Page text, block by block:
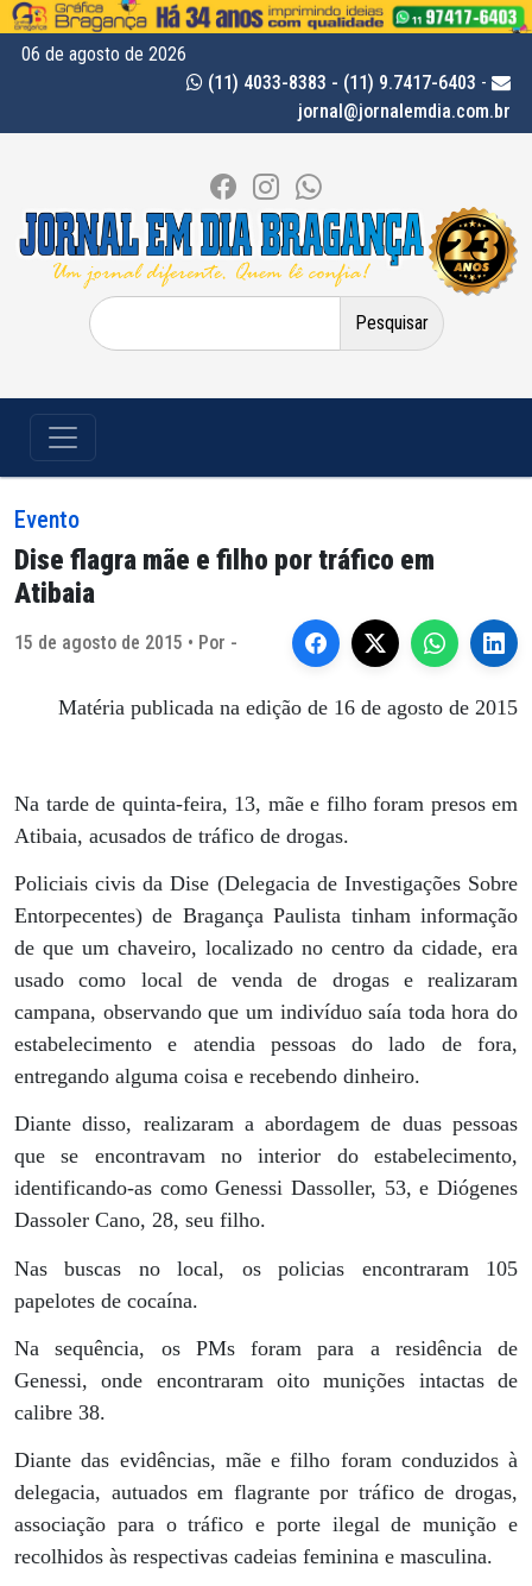
06 de agosto de 2026
(11) 4033-8383 - (11) 9.7417-6403 -
jornal@jornalemdia.com.br
Pesquisar
por:
Evento
Dise flagra mãe e filho por tráfico em
Atibaia
15 de agosto de 2015 • Por -
Matéria publicada na edição de 16 de agosto de 2015
Na tarde de quinta-feira, 13, mãe e filho foram presos em
Atibaia, acusados de tráfico de drogas.
Policiais civis da Dise (Delegacia de Investigações Sobre
Entorpecentes) de Bragança Paulista tinham informação
de que um chaveiro, localizado no centro da cidade, era
usado como local de venda de drogas e realizaram
campana, observando que um indivíduo saía toda hora do
estabelecimento e atendia pessoas do lado de fora,
entregando alguma coisa e recebendo dinheiro.
Diante disso, realizaram a abordagem de duas pessoas
que se encontravam no interior do estabelecimento,
identificando-as como Genessi Dassoller, 53, e Diógenes
Dassoler Cano, 28, seu filho.
Nas buscas no local, os policias encontraram 105
papelotes de cocaína.
Na sequência, os PMs foram para a residência de
Genessi, onde encontraram oito munições intactas de
calibre 38.
Diante das evidências, mãe e filho foram conduzidos à
delegacia, autuados em flagrante por tráfico de drogas,
associação para o tráfico e porte ilegal de munição e
recolhidos às respectivas cadeias feminina e masculina.